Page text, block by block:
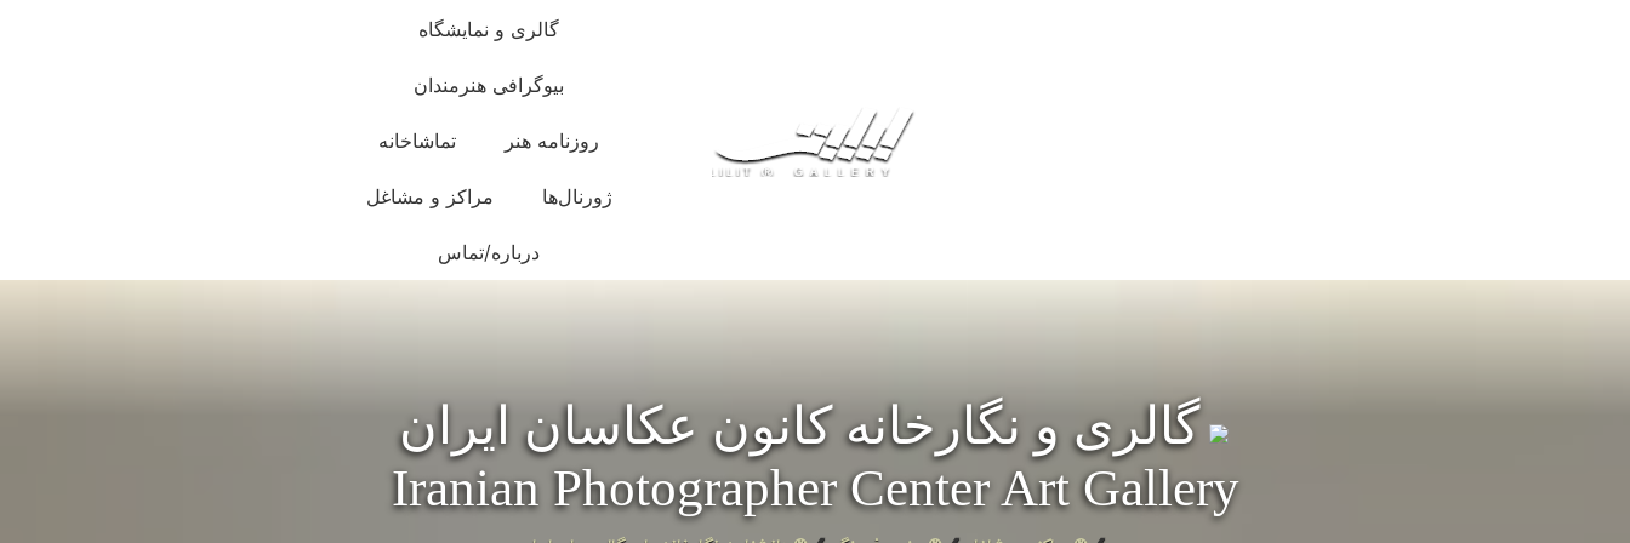
گالری و نمایشگاه
بیوگرافی هنرمندان
روزنامه هنر تماشاخانه
ژورنال‌ها مراکز و مشاغل
درباره/تماس
گالری و نگارخانه کانون عکاسان ایران
Iranian Photographer Center Art Gallery